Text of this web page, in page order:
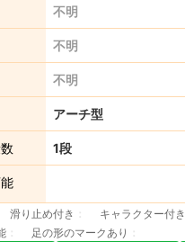
不明
不明
不明
アーチ型
1段
滑り止め付き
キャラクター付き
足の形のマークあり